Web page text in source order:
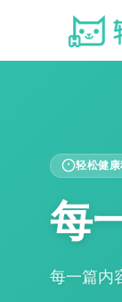
轻松健
每
每一篇内